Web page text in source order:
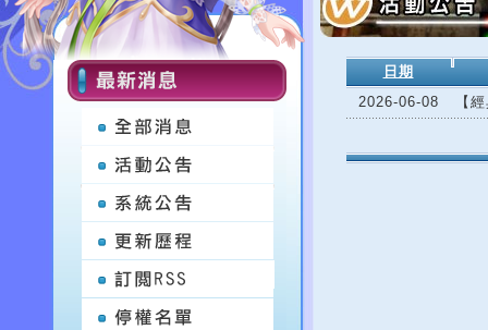
日期
2026-06-08
【